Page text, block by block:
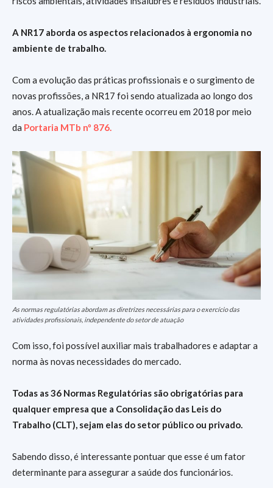
A NR17 aborda os aspectos relacionados à ergonomia no
ambiente de trabalho.
Com a evolução das práticas profissionais e o surgimento de
novas profissões, a NR17 foi sendo atualizada ao longo dos
anos. A atualização mais recente ocorreu em 2018 por meio
da Portaria MTb nº 876.
As normas regulatórias abordam as diretrizes necessárias para o exercício das
atividades profissionais, independente do setor de atuação
Com isso, foi possível auxiliar mais trabalhadores e adaptar a
norma às novas necessidades do mercado.
Todas as 36 Normas Regulatórias são obrigatórias para
qualquer empresa que a Consolidação das Leis do
Trabalho (CLT), sejam elas do setor público ou privado.
Sabendo disso, é interessante pontuar que esse é um fator
determinante para assegurar a saúde dos funcionários.